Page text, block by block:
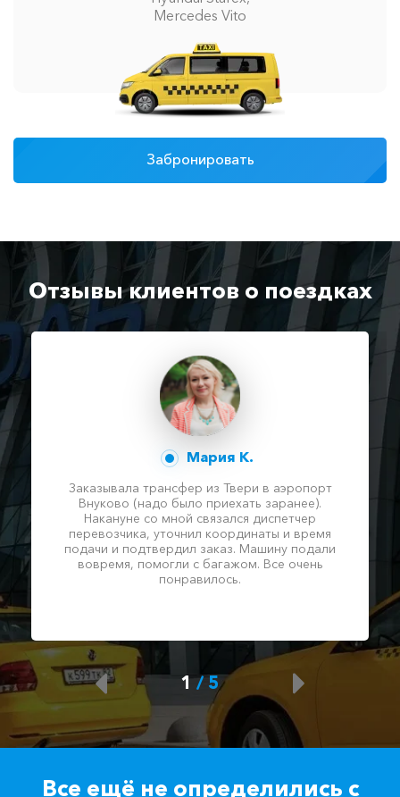
Mercedes Vito
Забронировать
Отзывы клиентов о поездках
Мария К.
Заказывала трансфер из Твери в аэропорт
Внуково (надо было приехать заранее).
Накануне со мной связался диспетчер
перевозчика, уточнил координаты и время
подачи и подтвердил заказ. Машину подали
вовремя, помогли с багажом. Все очень
понравилось.
1/ 5
Все ещё не определились с